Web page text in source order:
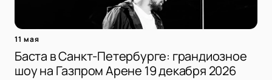
11 мая
Баста в Санкт-Петербурге: грандиозное
шоу на Газпром Арене 19 декабря 2026